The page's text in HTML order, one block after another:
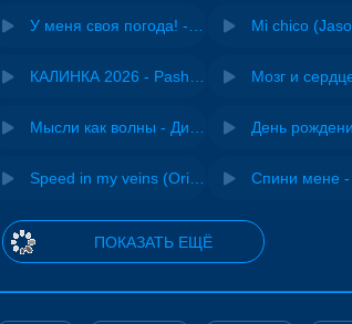
ПОКАЗАТЬ ЕЩЁ